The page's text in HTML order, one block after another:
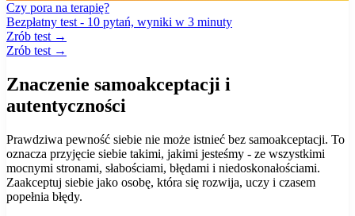
Czy pora na terapię?
Bezpłatny test - 10 pytań, wyniki w 3 minuty
Zrób test →
Zrób test →
Znaczenie samoakceptacji i
autentyczności
Prawdziwa pewność siebie nie może istnieć bez samoakceptacji. To
oznacza przyjęcie siebie takimi, jakimi jesteśmy - ze wszystkimi
mocnymi stronami, słabościami, błędami i niedoskonałościami.
Zaakceptuj siebie jako osobę, która się rozwija, uczy i czasem
popełnia błędy.